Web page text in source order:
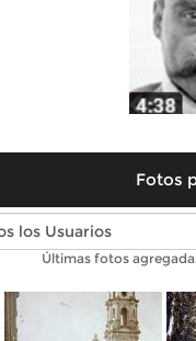
Fotos
Fotos
Últimas fotos